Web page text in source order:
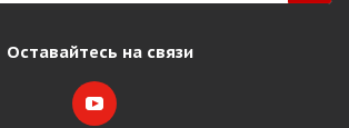
Оставайтесь на связи